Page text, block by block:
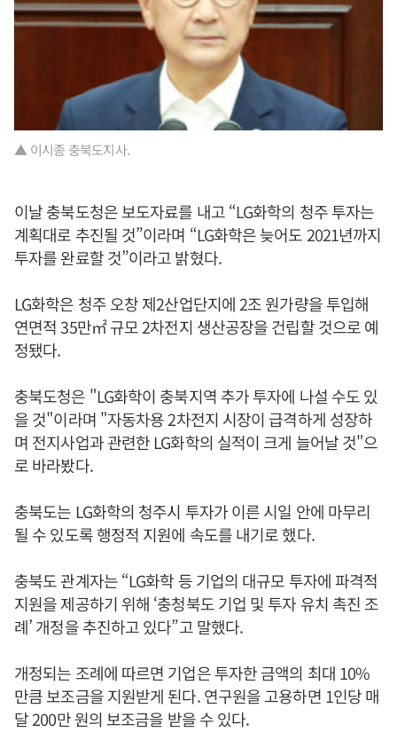
▲ 이시종 충북도지사.
이날 충북도청은 보도자료를 내고 “LG화학의 청주 투자는
계획대로 추진될 것”이라며 “LG화학은 늦어도 2021년까지
투자를 완료할 것”이라고 밝혔다.
LG화학은 청주 오창 제2산업단지에 2조 원가량을 투입해
연면적 35만㎡ 규모 2차전지 생산공장을 건립할 것으로 예
정됐다.
충북도청은 "LG화학이 충북지역 추가 투자에 나설 수도 있
을 것"이라며 "자동차용 2차전지 시장이 급격하게 성장하
며 전지사업과 관련한 LG화학의 실적이 크게 늘어날 것"으
로 바라봤다.
충북도는 LG화학의 청주시 투자가 이른 시일 안에 마무리
될 수 있도록 행정적 지원에 속도를 내기로 했다.
충북도 관계자는 “LG화학 등 기업의 대규모 투자에 파격적
지원을 제공하기 위해 ‘충청북도 기업 및 투자 유치 촉진 조
례’ 개정을 추진하고 있다”고 말했다.
개정되는 조례에 따르면 기업은 투자한 금액의 최대 10%
만큼 보조금을 지원받게 된다. 연구원을 고용하면 1인당 매
달 200만 원의 보조금을 받을 수 있다.